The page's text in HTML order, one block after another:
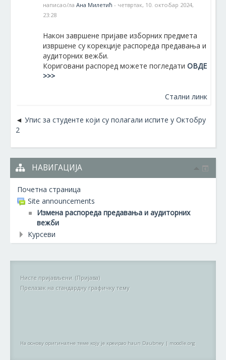
написао/ла Ана Милетић - четвртак, 10. октобар 2024,
23:28
Након завршене пријаве изборних предмета
извршене су корекције распореда предавања и
аудиторних вежби.
Кориговани распоред можете погледати ОВДЕ
>>>
Стални линк
Упис за студенте који су полагали испите у Октобру
2
НАВИГАЦИЈА
Почетна страница
Site announcements
Измена распореда предавања и аудиторних
вежби
Курсеви
Нисте пријављени. (Пријава)
Прелазак на стандардну графичку тему
На основу оригиналне теме коју је креирао haun Daubney| moodle.org